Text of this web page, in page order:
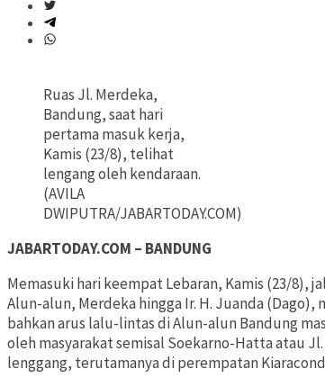
Ruas Jl. Merdeka,
Bandung, saat hari
pertama masuk kerja,
Kamis (23/8), telihat
lengang oleh kendaraan.
(AVILA
DWIPUTRA/JABARTODAY.COM)
JABARTODAY.COM – BANDUNG
Memasuki hari keempat Lebaran, Kamis (23/8),
Alun-alun, Merdeka hingga Ir. H. Juanda
bahkan arus lalu-lintas di Alun-alun Bandung
oleh masyarakat semisal Soekarno-Hatta atau
lenggang, terutamanya di perempatan